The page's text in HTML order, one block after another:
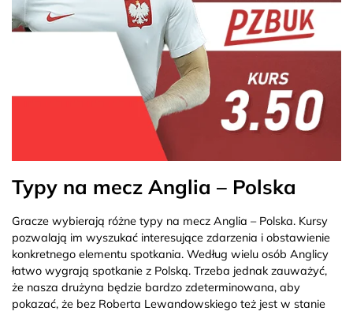
Typy na mecz Anglia – Polska
Gracze wybierają różne typy na mecz Anglia – Polska. Kursy
pozwalają im wyszukać interesujące zdarzenia i obstawienie
konkretnego elementu spotkania. Według wielu osób Anglicy
łatwo wygrają spotkanie z Polską. Trzeba jednak zauważyć,
że nasza drużyna będzie bardzo zdeterminowana, aby
pokazać, że bez Roberta Lewandowskiego też jest w stanie